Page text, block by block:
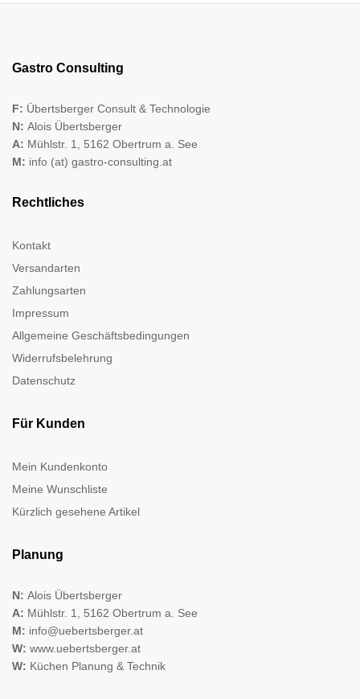
Gastro Consulting
F: Übertsberger Consult & Technologie
N: Alois Übertsberger
A: Mühlstr. 1, 5162 Obertrum a. See
M: info (at) gastro-consulting.at
Rechtliches
Kontakt
Versandarten
Zahlungsarten
Impressum
Allgemeine Geschäftsbedingungen
Widerrufsbelehrung
Datenschutz
Für Kunden
Mein Kundenkonto
Meine Wunschliste
Kürzlich gesehene Artikel
Planung
N: Alois Übertsberger
A: Mühlstr. 1, 5162 Obertrum a. See
M: info@uebertsberger.at
W: www.uebertsberger.at
W: Küchen Planung & Technik